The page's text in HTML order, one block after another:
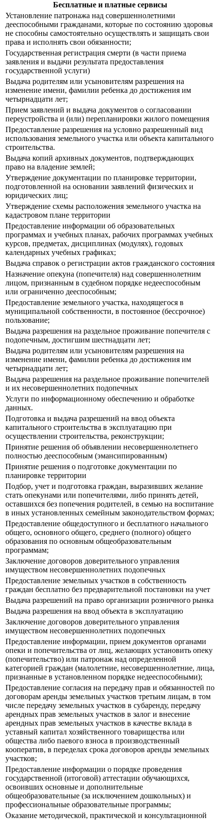
Бесплатные и платные сервисы
Установление патронажа над совершеннолетними
дееспособными гражданами, которые по состоянию здоровья
не способны самостоятельно осуществлять и защищать свои
права и исполнять свои обязанности;
Государственная регистрация смерти (в части приема
заявления и выдачи результата предоставления
государственной услуги)
Выдача родителям или усыновителям разрешения на
изменение имени, фамилии ребенка до достижения им
четырнадцати лет;
Прием заявлений и выдача документов о согласовании
переустройства и (или) перепланировки жилого помещения
Предоставление разрешения на условно разрешенный вид
использования земельного участка или объекта капитального
строительства.
Выдача копий архивных документов, подтверждающих
право на владение землей;
Утверждение документации по планировке территории,
подготовленной на основании заявлений физических и
юридических лиц;
Утверждение схемы расположения земельного участка на
кадастровом плане территории
Предоставление информации об образовательных
программах и учебных планах, рабочих программах учебных
курсов, предметах, дисциплинах (модулях), годовых
календарных учебных графиках;
Выдача справок о регистрации актов гражданского состояния
Назначение опекуна (попечителя) над совершеннолетним
лицом, признанным в судебном порядке недееспособным
или ограниченно дееспособным;
Предоставление земельного участка, находящегося в
муниципальной собственности, в постоянное (бессрочное)
пользование;
Выдача разрешения на раздельное проживание попечителя с
подопечным, достигшим шестнадцати лет;
Выдача родителям или усыновителям разрешения на
изменение имени, фамилии ребенка до достижения им
четырнадцати лет;
Выдача разрешения на раздельное проживание попечителей
и их несовершеннолетних подопечных
Услуги по информационному обеспечению и обработке
данных.
Подготовка и выдача разрешений на ввод объекта
капитального строительства в эксплуатацию при
осуществлении строительства, реконструкции;
Принятие решения об объявлении несовершеннолетнего
полностью дееспособным (эмансипированным)
Принятие решения о подготовке документации по
планировке территории
Подбор, учет и подготовка граждан, выразивших желание
стать опекунами или попечителями, либо принять детей,
оставшихся без попечения родителей, в семью на воспитание
в иных установленных семейным законодательством формах;
Предоставление общедоступного и бесплатного начального
общего, основного общего, среднего (полного) общего
образования по основным общеобразовательным
программам;
Заключение договоров доверительного управления
имуществом несовершеннолетних подопечных
Предоставление земельных участков в собственность
граждан бесплатно без предварительной постановки на учет
Выдача разрешений на право организации розничного рынка
Выдача разрешения на ввод объекта в эксплуатацию
Заключение договоров доверительного управления
имуществом несовершеннолетних подопечных
Предоставление информации, прием документов органами
опеки и попечительства от лиц, желающих установить опеку
(попечительство) или патронаж над определенной
категорией граждан (малолетние, несовершеннолетние, лица,
признанные в установленном порядке недееспособными);
Предоставление согласия на передачу прав и обязанностей по
договорам аренды земельных участков третьим лицам, в том
числе передачу земельных участков в субаренду, передачу
арендных прав земельных участков в залог и внесение
арендных прав земельных участков в качестве вклада в
уставный капитал хозяйственного товарищества или
общества либо паевого взноса в производственный
кооператив, в переделах срока договоров аренды земельных
участков;
Предоставление информации о порядке проведения
государственной (итоговой) аттестации обучающихся,
освоивших основные и дополнительные
общеобразовательные (за исключением дошкольных) и
профессиональные образовательные программы;
Оказание методической, практической и консультационной